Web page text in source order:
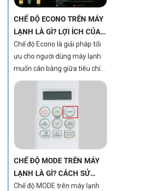
CHẾ ĐỘ ECONO TRÊN MÁY
LẠNH LÀ GÌ? LỢI ÍCH CỦA
TÍNH NĂNG NÀY
Chế độ Econo là giải pháp tối
ưu cho người dùng máy lạnh
muốn cân bằng giữa tiêu chí
mát lạnh và tiết kiệm điện
năng. Một trong những tính
năng nổi bật giúp đạt được
điều đó chính là chế độ Econo.
CHẾ ĐỘ MODE TRÊN MÁY
LẠNH LÀ GÌ? CÁCH SỬ
DỤNG CHẾ ĐỘ HIỆU QUẢ
Chế độ MODE trên máy lạnh